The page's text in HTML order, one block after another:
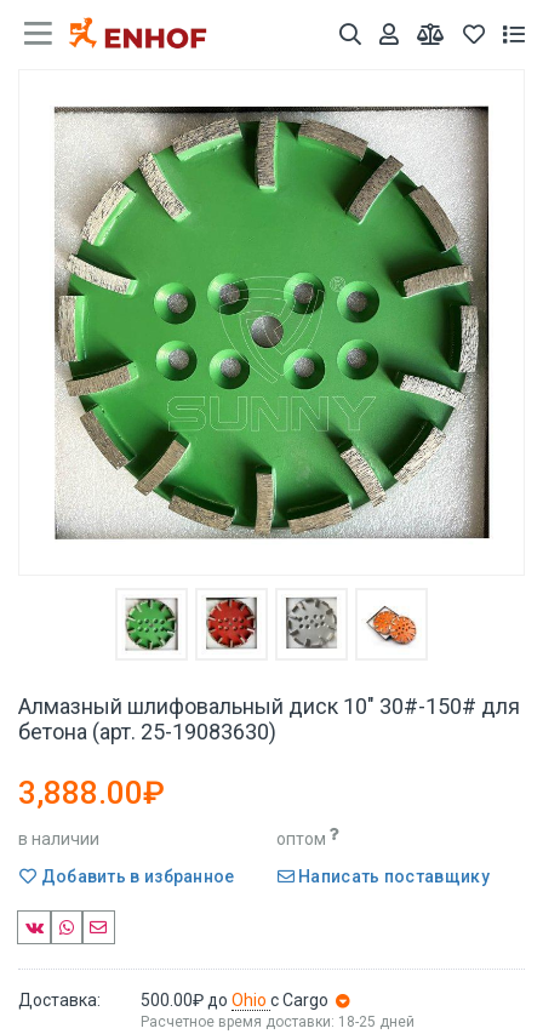
Алмазный шлифовальный диск 10" 30#-150# для
бетона (арт. 25-19083630)
3,888.00₽
в наличии
оптом
Добавить в избранное
Написать поставщику
Доставка: 500.00₽ до Ohio с Cargo
Расчетное время доставки: 18-25 дней